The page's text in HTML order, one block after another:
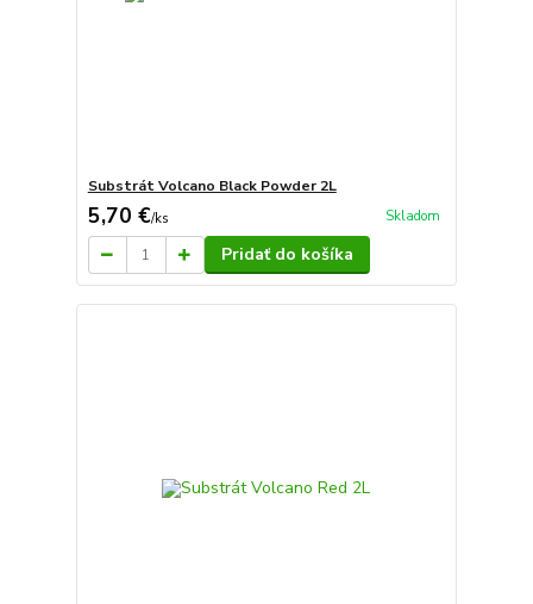
Substrát Volcano Black Powder 2L
5,70 €/ks Skladom
Pridať do košíka